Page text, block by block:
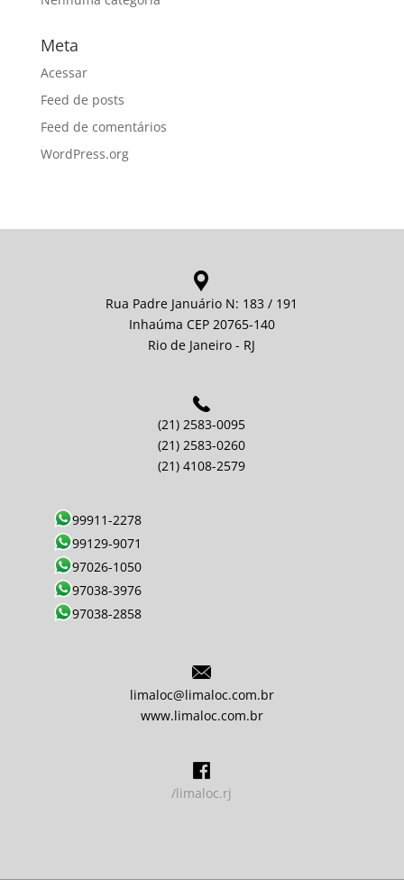
Meta
Acessar
Feed de posts
Feed de comentários
WordPress.org
Rua Padre Januário N: 183 / 191
Inhaúma CEP 20765-140
Rio de Janeiro - RJ
(21) 2583-0095
(21) 2583-0260
(21) 4108-2579
99911-2278
99129-9071
97026-1050
97038-3976
97038-2858
limaloc@limaloc.com.br
www.limaloc.com.br
/limaloc.rj